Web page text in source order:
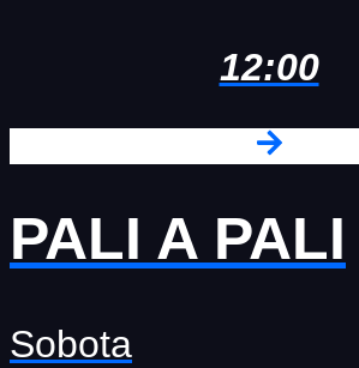
12:00
PALI A PALI
Sobota